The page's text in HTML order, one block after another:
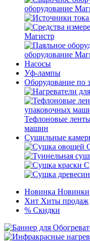
оборудование
Магистр
оборудование
Насосы
Уф-лампы
Оборудование по
Тефлоновые
машин
Сушильные
Новинка Новинки
Хит Хиты продаж
% Скидки